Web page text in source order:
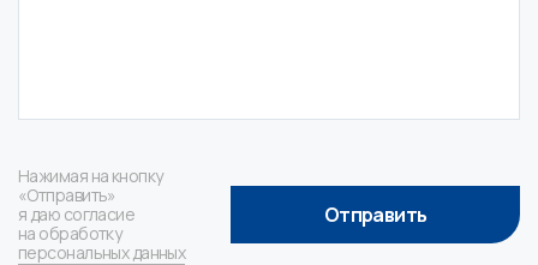
Нажимая на кнопку
«Отправить»
я даю согласие
на обработку
персональных данных
Отправить